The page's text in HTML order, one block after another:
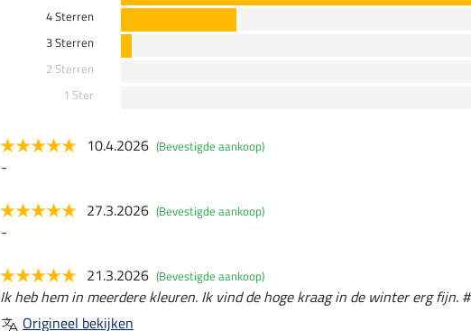
4 Sterren
3 Sterren
2 Sterren
1 Ster
10.4.2026 (Bevestigde aankoop)
-
27.3.2026 (Bevestigde aankoop)
-
21.3.2026 (Bevestigde aankoop)
Ik heb hem in meerdere kleuren. Ik vind de hoge kraag in de winter erg fijn. #
Origineel bekijken